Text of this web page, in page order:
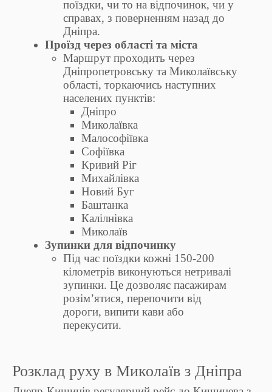
поїздки, чи то на відпочинок, чи у
справах, з поверненням назад до
Дніпра.
Проїзд через області та міста
Маршрут проходить через
Дніпропетровську та Миколаївську
області, торкаючись наступних
населених пунктів:
Дніпро
Миколаївка
Малософіївка
Софіївка
Кривий Ріг
Михайлівка
Новий Буг
Баштанка
Калілнівка
Миколаїв
Зупинки для відпочинку
Під час поїздки кожні 150-200
кілометрів виконуються нетривалі
зупинки. Це дозволяє пасажирам
розім’ятися, перепочити від
дороги, випити кави або
перекусити.
Розклад руху в Миколаїв з Дніпра